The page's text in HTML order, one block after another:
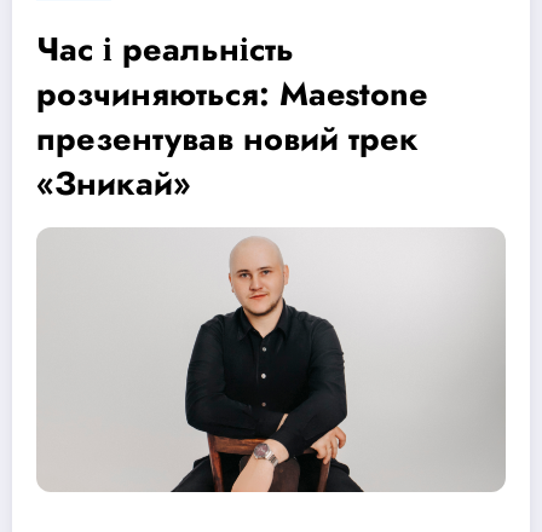
Час і реальність
розчиняються: Maestone
презентував новий трек
«Зникай»